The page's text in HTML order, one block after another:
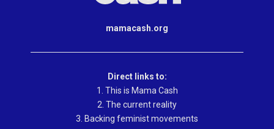
mamacash.org
Direct links to:
1. This is Mama Cash
2. The current reality
3. Backing feminist movements